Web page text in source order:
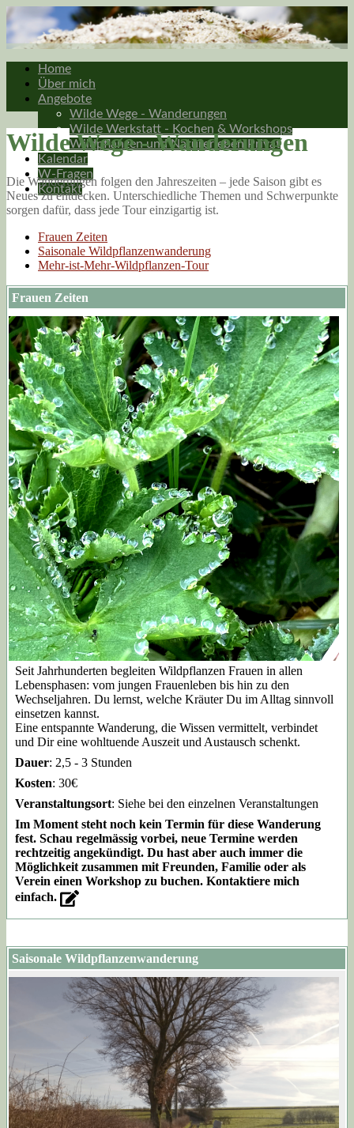
Home
Über mich
Angebote
Wilde Wege - Wanderungen
Wilde Werkstatt - Kochen & Workshops
Wildpflanzen und Naturerleben Privat
Kalendar
W-Fragen
Kontakt
Wilde Wege - Wanderungen
Die Wanderungen folgen den Jahreszeiten – jede Saison gibt es
Neues zu entdecken. Unterschiedliche Themen und Schwerpunkte
sorgen dafür, dass jede Tour einzigartig ist.
Frauen Zeiten
Saisonale Wildpflanzenwanderung
Mehr-ist-Mehr-Wildpflanzen-Tour
Frauen Zeiten
Seit Jahrhunderten begleiten Wildpflanzen Frauen in allen
Lebensphasen: vom jungen Frauenleben bis hin zu den
Wechseljahren. Du lernst, welche Kräuter Du im Alltag sinnvoll
einsetzen kannst.
Eine entspannte Wanderung, die Wissen vermittelt, verbindet
und Dir eine wohltuende Auszeit und Austausch schenkt.
Dauer: 2,5 - 3 Stunden
Kosten: 30€
Veranstaltungsort: Siehe bei den einzelnen Veranstaltungen
Im Moment steht noch kein Termin für diese Wanderung
fest. Schau regelmässig vorbei, neue Termine werden
rechtzeitig angekündigt. Du hast aber auch immer die
Möglichkeit zusammen mit Freunden, Familie oder als
Verein einen Workshop zu buchen. Kontaktiere mich
einfach.
Saisonale Wildpflanzenwanderung